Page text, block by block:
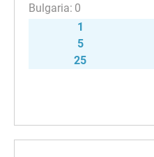
0
1
5
25